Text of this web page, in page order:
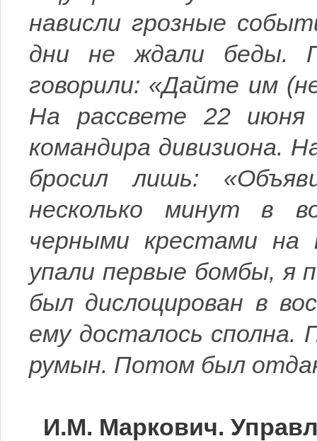
нависли грозные
дни не ждали беды.
говорили: «Дайте им
На рассвете 22
командира дивизиона.
бросил лишь:
несколько минут в
черными крестами на
упали первые бомбы, я
был дислоцирован в
ему досталось сполна.
румын. Потом был
И.М. Маркович.